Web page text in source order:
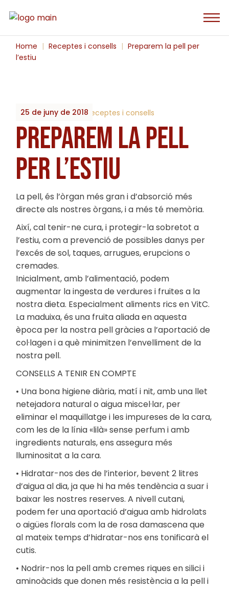
the
Home Receptes i consells
Preparem la pell per
l’estiu
25 de juny de 2018
By 2023_Biobrots Receptes i consells
PREPAREM LA PELL
PER L’ESTIU
La pell, és l’òrgan més gran i d’absorció més
directe als nostres òrgans, i a més té memòria.
Així, cal tenir-ne cura, i protegir-la sobretot a
l’estiu, com a prevenció de possibles danys per
l’excés de sol, taques, arrugues, erupcions o
cremades.
Inicialment, amb l’alimentació, podem
augmentar la ingesta de verdures i fruites a la
nostra dieta. Especialment aliments rics en VitC.
La maduixa, és una fruita aliada en aquesta
època per la nostra pell gràcies a l’aportació de
col·lagen i a què minimitzen l’envelliment de la
nostra pell.
CONSELLS A TENIR EN COMPTE
• Una bona higiene diària, matí i nit, amb una llet
netejadora natural o aigua miscel·lar, per
eliminar el maquillatge i les impureses de la cara,
com les de la línia «lilà» sense perfum i amb
ingredients naturals, ens assegura més
lluminositat a la cara.
• Hidratar-nos des de l’interior, bevent 2 litres
d’aigua al dia, ja que hi ha més tendència a suar i
baixar les nostres reserves. A nivell cutani,
podem fer una aportació d’aigua amb hidrolats
o aigües florals com la de rosa damascena que
al mateix temps d’hidratar-nos ens tonificarà el
cutis.
• Nodrir-nos la pell amb cremes riques en silici i
aminoàcids que donen més resistència a la pell i